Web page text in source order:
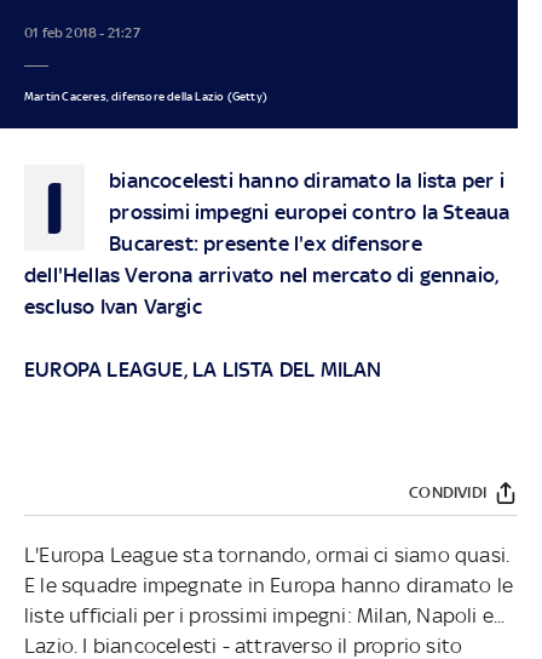
01 feb 2018 - 21:27
Martin Caceres, difensore della Lazio (Getty)
I
biancocelesti hanno diramato la lista per i
prossimi impegni europei contro la Steaua
Bucarest: presente l'ex difensore
dell'Hellas Verona arrivato nel mercato di gennaio,
escluso Ivan Vargic
EUROPA LEAGUE, LA LISTA DEL MILAN
CONDIVIDI
L'Europa League sta tornando, ormai ci siamo quasi.
E le squadre impegnate in Europa hanno diramato le
liste ufficiali per i prossimi impegni: Milan, Napoli e...
Lazio. I biancocelesti - attraverso il proprio sito